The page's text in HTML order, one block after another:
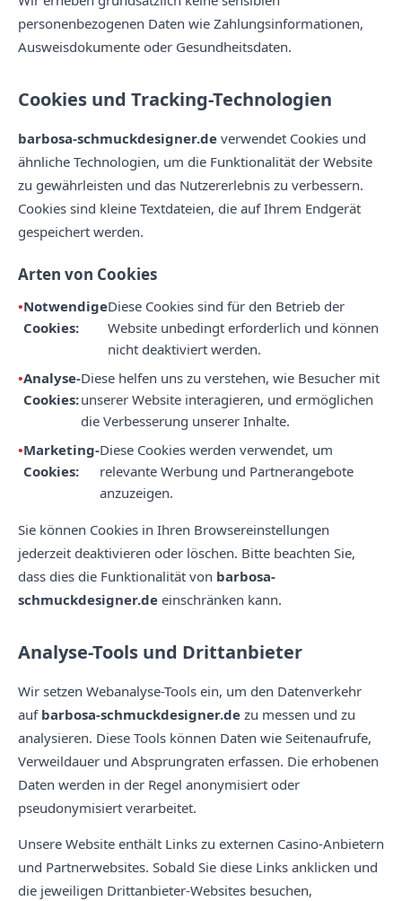
personenbezogenen Daten wie Zahlungsinformationen,
Ausweisdokumente oder Gesundheitsdaten.
Cookies und Tracking-Technologien
barbosa-schmuckdesigner.de verwendet Cookies und
ähnliche Technologien, um die Funktionalität der Website
zu gewährleisten und das Nutzererlebnis zu verbessern.
Cookies sind kleine Textdateien, die auf Ihrem Endgerät
gespeichert werden.
Arten von Cookies
Notwendige
Cookies:
Diese Cookies sind für den Betrieb der
Website unbedingt erforderlich und können
nicht deaktiviert werden.
Analyse-
Cookies:
Diese helfen uns zu verstehen, wie Besucher mit
unserer Website interagieren, und ermöglichen
die Verbesserung unserer Inhalte.
Marketing-
Cookies:
Diese Cookies werden verwendet, um
relevante Werbung und Partnerangebote
anzuzeigen.
Sie können Cookies in Ihren Browsereinstellungen
jederzeit deaktivieren oder löschen. Bitte beachten Sie,
dass dies die Funktionalität von barbosa-
schmuckdesigner.de einschränken kann.
Analyse-Tools und Drittanbieter
Wir setzen Webanalyse-Tools ein, um den Datenverkehr
auf barbosa-schmuckdesigner.de zu messen und zu
analysieren. Diese Tools können Daten wie Seitenaufrufe,
Verweildauer und Absprungraten erfassen. Die erhobenen
Daten werden in der Regel anonymisiert oder
pseudonymisiert verarbeitet.
Unsere Website enthält Links zu externen Casino-Anbietern
und Partnerwebsites. Sobald Sie diese Links anklicken und
die jeweiligen Drittanbieter-Websites besuchen,